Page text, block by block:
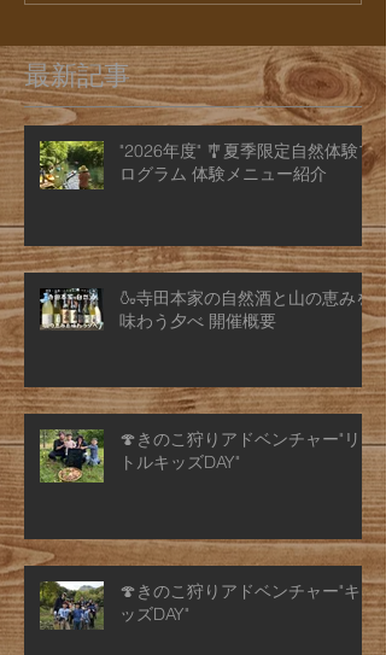
最新記事
"2026年度" 🎐夏季限定自然体験プ
ログラム 体験メニュー紹介
🍶寺田本家の自然酒と山の恵みを
味わう夕べ 開催概要
🍄きのこ狩りアドベンチャー"リ
トルキッズDAY"
🍄きのこ狩りアドベンチャー"キ
ッズDAY"